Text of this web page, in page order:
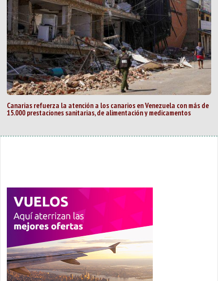
Canarias refuerza la atención a los canarios en Venezuela con más de
15.000 prestaciones sanitarias, de alimentación y medicamentos